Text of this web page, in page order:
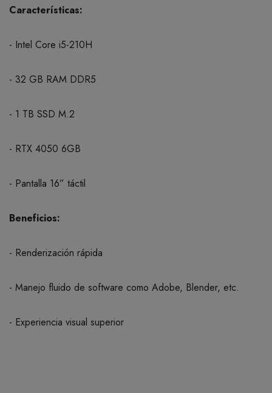
Características:
- Intel Core i5-210H
- 32 GB RAM DDR5
- 1 TB SSD M.2
- RTX 4050 6GB
- Pantalla 16” táctil
Beneficios:
- Renderización rápida
- Manejo fluido de software como Adobe, Blender, etc.
- Experiencia visual superior